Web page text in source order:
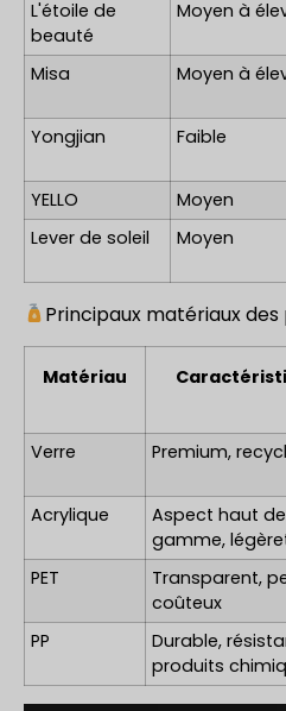
L'étoile de
beauté
Moyen à
Misa Moyen à
Yongjian Faible
YELLO Moyen
Lever de soleil
Moyen
Principaux matériaux
Matériau
Verre Premium,
Acrylique
Aspect haut de
gamme,
PET
Transparent,
coûteux
PP
Durable,
produits